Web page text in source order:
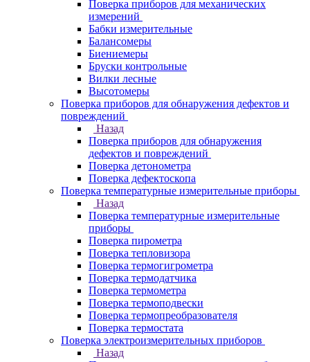
Поверка приборов для механических
измерений
Бабки измерительные
Балансомеры
Биениемеры
Бруски контрольные
Вилки лесные
Высотомеры
Поверка приборов для обнаружения дефектов и
повреждений
Назад
Поверка приборов для обнаружения
дефектов и повреждений
Поверка детонометра
Поверка дефектоскопа
Поверка температурные измерительные приборы
Назад
Поверка температурные измерительные
приборы
Поверка пирометра
Поверка тепловизора
Поверка термогигрометра
Поверка термодатчика
Поверка термометра
Поверка термоподвески
Поверка термопреобразователя
Поверка термостата
Поверка электроизмерительных приборов
Назад